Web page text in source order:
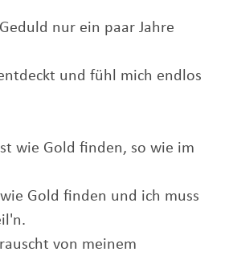
nur ein paar Jahre
und fühl mich endlos
wie Gold finden, so wie im
Gold finden und ich muss
von meinem